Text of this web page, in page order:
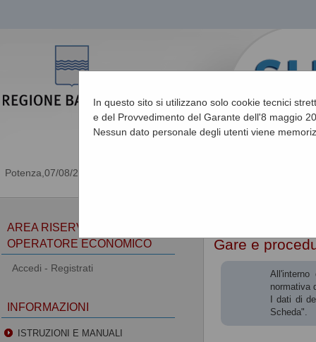
07/08/2026 11:22
In questo sito si utilizzano solo cookie tecnici
e del Provvedimento del Garante dell'8 maggio
Nessun dato personale degli utenti viene
Gare e
normativa
I dati di
Scheda".
AREA RISERVATA
OPERATORE ECONOMICO
Accedi - Registrati
INFORMAZIONI
ISTRUZIONI E MANUALI